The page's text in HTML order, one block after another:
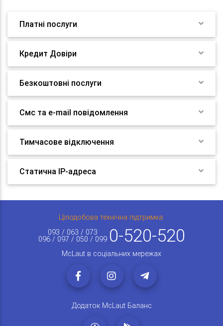
Платні послуги
Кредит Довіри
Безкоштовні послуги
Смс та e-mail повідомлення
Тимчасове відключення
Статична IP-адреса
Цілодобова технічна підтримка:
093 / 063 / 073
096 / 097 / 050 / 099 0-520-520
McLaut в соціальних мережах
Додаток McLaut Баланс